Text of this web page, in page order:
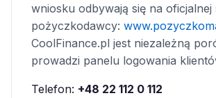
wniosku odbywają się na oficjalnej
pożyczkodawcy:
CoolFinance.pl jest niezależną
prowadzi panelu logowania
Telefon: +48 22 112 0 112